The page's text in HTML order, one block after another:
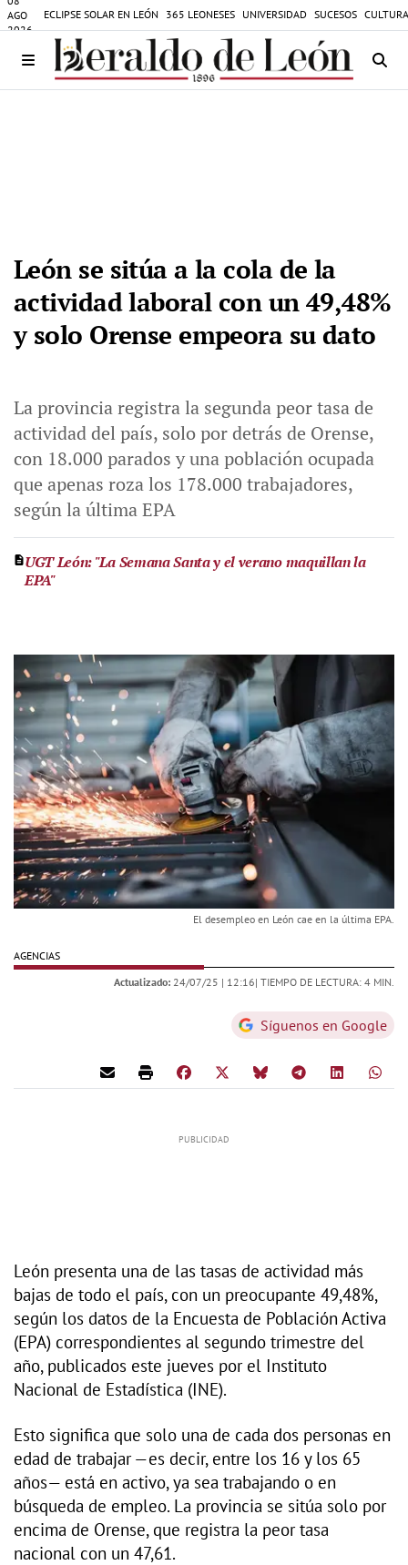
AGO
2026
ECLIPSE SOLAR EN LEÓN 365 LEONESES UNIVERSIDAD SUCESOS
León se sitúa a la cola de la
actividad laboral con un 49,48%
y solo Orense empeora su dato
La provincia registra la segunda peor tasa de
actividad del país, solo por detrás de Orense,
con 18.000 parados y una población ocupada
que apenas roza los 178.000 trabajadores,
según la última EPA
UGT León: "La Semana Santa y el verano maquillan la
EPA"
El desempleo en León cae en la última EPA.
AGENCIAS
Actualizado: 24/07/25 | 12:16| TIEMPO DE LECTURA: 4 MIN.
Síguenos en Google
León presenta una de las tasas de actividad más
bajas de todo el país, con un preocupante 49,48%,
según los datos de la Encuesta de Población Activa
(EPA) correspondientes al segundo trimestre del
año, publicados este jueves por el Instituto
Nacional de Estadística (INE).
Esto significa que solo una de cada dos personas en
edad de trabajar —es decir, entre los 16 y los 65
años— está en activo, ya sea trabajando o en
búsqueda de empleo. La provincia se sitúa solo por
encima de Orense, que registra la peor tasa
nacional con un 47,61.